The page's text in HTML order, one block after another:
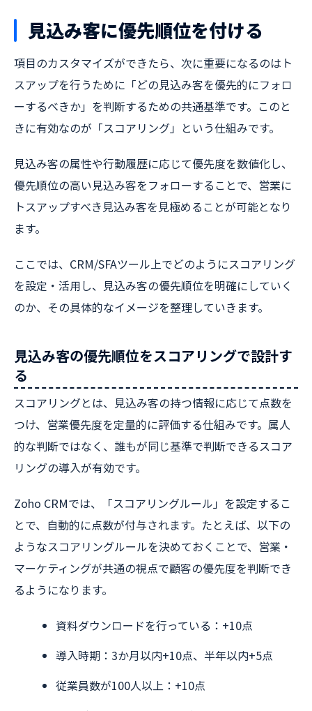
見込み客に優先順位を付ける
項目のカスタマイズができたら、次に重要になるのはト
スアップを行うために「どの見込み客を優先的にフォロ
ーするべきか」を判断するための共通基準です。このと
きに有効なのが「スコアリング」という仕組みです。
見込み客の属性や行動履歴に応じて優先度を数値化し、
優先順位の高い見込み客をフォローすることで、営業に
トスアップすべき見込み客を見極めることが可能となり
ます。
ここでは、CRM/SFAツール上でどのようにスコアリング
を設定・活用し、見込み客の優先順位を明確にしていく
のか、その具体的なイメージを整理していきます。
見込み客の優先順位をスコアリングで設計す
る
スコアリングとは、見込み客の持つ情報に応じて点数を
つけ、営業優先度を定量的に評価する仕組みです。属人
的な判断ではなく、誰もが同じ基準で判断できるスコア
リングの導入が有効です。
Zoho CRMでは、「スコアリングルール」を設定するこ
とで、自動的に点数が付与されます。たとえば、以下の
ようなスコアリングルールを決めておくことで、営業・
マーケティングが共通の視点で顧客の優先度を判断でき
るようになります。
資料ダウンロードを行っている：+10点
導入時期：3か月以内+10点、半年以内+5点
従業員数が100人以上：+10点